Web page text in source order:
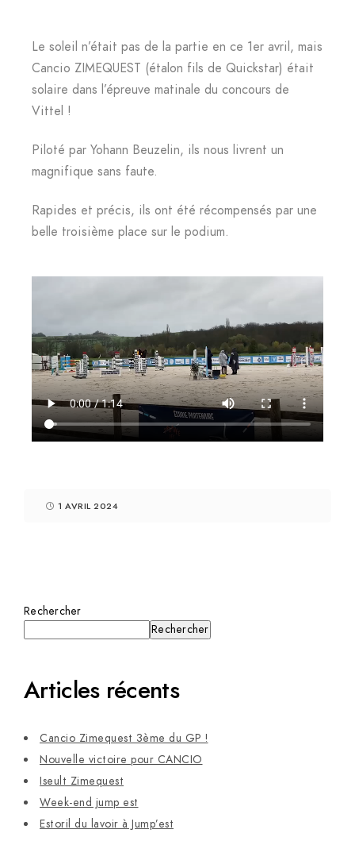
Le soleil n’était pas de la partie en ce 1er avril, mais
Cancio ZIMEQUEST (étalon fils de Quickstar) était
solaire dans l’épreuve matinale du concours de
Vittel !
Piloté par Yohann Beuzelin, ils nous livrent un
magnifique sans faute.
Rapides et précis, ils ont été récompensés par une
belle troisième place sur le podium.
1 AVRIL 2024
Rechercher
Rechercher
Articles récents
Cancio Zimequest 3ème du GP !
Nouvelle victoire pour CANCIO
Iseult Zimequest
Week-end jump est
Estoril du lavoir à Jump’est